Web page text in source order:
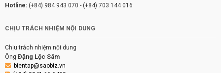
Hotline: (+84) 984 943 070 - (+84) 703 144 016
CHỊU TRÁCH NHIỆM NỘI DUNG
Chịu trách nhiệm nội dung
Ông Đặng Lộc Sâm
bientap@saobiz.vn